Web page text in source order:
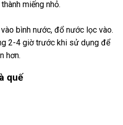
miếng nhỏ.
bình nước, đổ nước lọc vào.
2-4 giờ trước khi sử dụng để
hơn.
quế